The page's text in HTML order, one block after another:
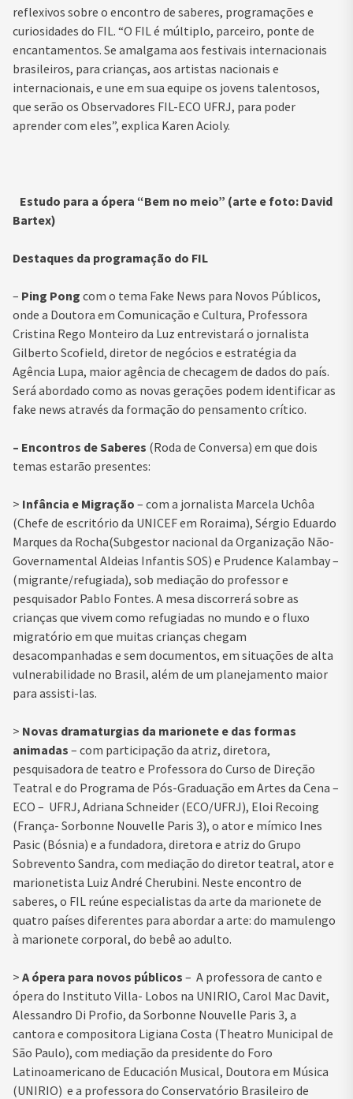
reflexivos sobre o encontro de saberes, programações e
curiosidades do FIL. “O FIL é múltiplo, parceiro, ponte de
encantamentos. Se amalgama aos festivais internacionais
brasileiros, para crianças, aos artistas nacionais e
internacionais, e une em sua equipe os jovens talentosos,
que serão os Observadores FIL-ECO UFRJ, para poder
aprender com eles”, explica Karen Acioly.
Estudo para a ópera “Bem no meio” (arte e foto: David
Bartex)
Destaques da programação do FIL
– Ping Pong com o tema Fake News para Novos Públicos,
onde a Doutora em Comunicação e Cultura, Professora
Cristina Rego Monteiro da Luz entrevistará o jornalista
Gilberto Scofield, diretor de negócios e estratégia da
Agência Lupa, maior agência de checagem de dados do país.
Será abordado como as novas gerações podem identificar as
fake news através da formação do pensamento crítico.
– Encontros de Saberes (Roda de Conversa) em que dois
temas estarão presentes:
> Infância e Migração – com a jornalista Marcela Uchôa
(Chefe de escritório da UNICEF em Roraima), Sérgio Eduardo
Marques da Rocha(Subgestor nacional da Organização Não-
Governamental Aldeias Infantis SOS) e Prudence Kalambay –
(migrante/refugiada), sob mediação do professor e
pesquisador Pablo Fontes. A mesa discorrerá sobre as
crianças que vivem como refugiadas no mundo e o fluxo
migratório em que muitas crianças chegam
desacompanhadas e sem documentos, em situações de alta
vulnerabilidade no Brasil, além de um planejamento maior
para assisti-las.
> Novas dramaturgias da marionete e das formas
animadas – com participação da atriz, diretora,
pesquisadora de teatro e Professora do Curso de Direção
Teatral e do Programa de Pós-Graduação em Artes da Cena –
ECO – UFRJ, Adriana Schneider (ECO/UFRJ), Eloi Recoing
(França- Sorbonne Nouvelle Paris 3), o ator e mímico Ines
Pasic (Bósnia) e a fundadora, diretora e atriz do Grupo
Sobrevento Sandra, com mediação do diretor teatral, ator e
marionetista Luiz André Cherubini. Neste encontro de
saberes, o FIL reúne especialistas da arte da marionete de
quatro países diferentes para abordar a arte: do mamulengo
à marionete corporal, do bebê ao adulto.
> A ópera para novos públicos – A professora de canto e
ópera do Instituto Villa- Lobos na UNIRIO, Carol Mac Davit,
Alessandro Di Profio, da Sorbonne Nouvelle Paris 3, a
cantora e compositora Ligiana Costa (Theatro Municipal de
São Paulo), com mediação da presidente do Foro
Latinoamericano de Educación Musical, Doutora em Música
(UNIRIO) e a professora do Conservatório Brasileiro de